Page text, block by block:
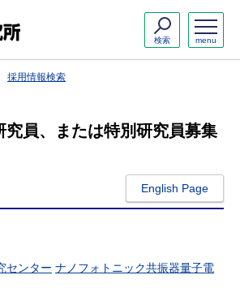
menu
検索
採用情報検索
究員、または特別研究員募集
English Page
センター ナノフォトニック共振器量子電